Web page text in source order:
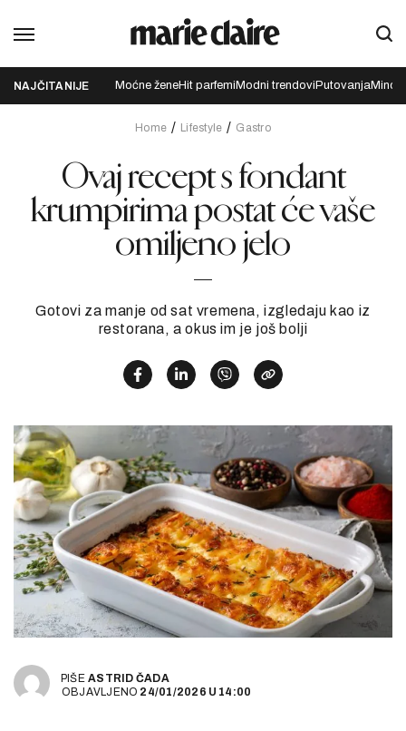
NAJČITANIJE Moćne ženeHit parfemi Modni trendovi Putovanja
Home Lifestyle Gastro
Ovaj recept s fondant
krumpirima postat će vaše
omiljeno jelo
Gotovi za manje od sat vremena, izgledaju kao iz
restorana, a okus im je još bolji
PIŠEASTRID ČADA
OBJAVLJENO 24/01/2026 U 14:00